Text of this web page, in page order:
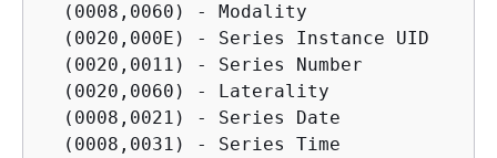
  (0008,0060) - Modality
  (0020,000E) - Series Instance UID
  (0020,0011) - Series Number
  (0020,0060) - Laterality
  (0008,0021) - Series Date
  (0008,0031) - Series Time